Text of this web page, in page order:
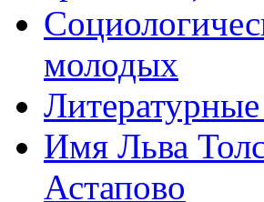
молодых
Имя Льва
Астапово